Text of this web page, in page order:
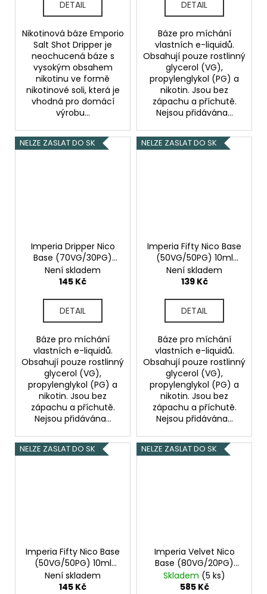
DETAIL
Nikotinová báze Emporio
Salt Shot Dripper je
neochucená báze s
vysokým obsahem
nikotinu ve formě
nikotinové soli, která je
vhodná pro domácí
výrobu...
DETAIL
Báze pro míchání
vlastních e-liquidů.
Obsahují pouze rostlinný
glycerol (VG),
propylenglykol (PG) a
nikotin. Jsou bez
zápachu a příchutě.
Nejsou přidávána...
NELZE ZASLAT DO SK
Imperia Dripper Nico
Base (70VG/30PG)
10ml 12mg
Není skladem
145 Kč
DETAIL
Báze pro míchání
vlastních e-liquidů.
Obsahují pouze rostlinný
glycerol (VG),
propylenglykol (PG) a
nikotin. Jsou bez
zápachu a příchutě.
Nejsou přidávána...
NELZE ZASLAT DO SK
Imperia Fifty Nico Base
(50VG/50PG) 10ml
6mg
Není skladem
139 Kč
DETAIL
Báze pro míchání
vlastních e-liquidů.
Obsahují pouze rostlinný
glycerol (VG),
propylenglykol (PG) a
nikotin. Jsou bez
zápachu a příchutě.
Nejsou přidávána...
NELZE ZASLAT DO SK
Imperia Fifty Nico Base
(50VG/50PG) 10ml
12mg
Není skladem
145 Kč
NELZE ZASLAT DO SK
Imperia Velvet Nico
Base (80VG/20PG)
5x10ml 3mg
Skladem (5 ks)
585 Kč